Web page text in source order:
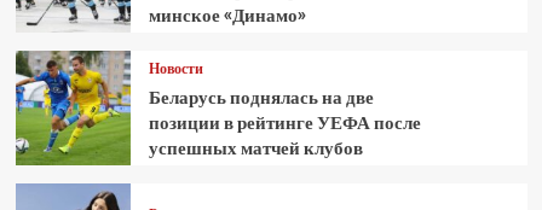
минское «Динамо»
Новости
Беларусь поднялась на две
позиции в рейтинге УЕФА после
успешных матчей клубов